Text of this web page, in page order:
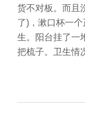
货不对板。而且
了)，漱口杯一
生。阳台挂了一
把梳子。卫生情